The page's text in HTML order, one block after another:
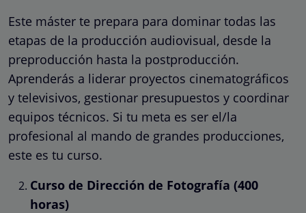
Este máster te prepara para dominar todas las
etapas de la producción audiovisual, desde la
preproducción hasta la postproducción.
Aprenderás a liderar proyectos cinematográficos
y televisivos, gestionar presupuestos y coordinar
equipos técnicos. Si tu meta es ser el/la
profesional al mando de grandes producciones,
este es tu curso.
Curso de Dirección de Fotografía (400
horas)